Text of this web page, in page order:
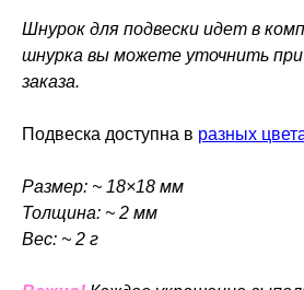
Шнурок для подвески идет в
шнурка вы можете уточнить
заказа.
Подвеска доступна в разных
Размер: ~ 18×18 мм
Толщина: ~ 2 мм
Вес: ~ 2 г